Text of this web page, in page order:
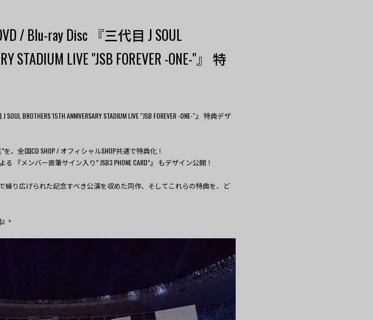
/ Blu-ray Disc 『三代目 J SOUL
STADIUM LIVE "JSB FOREVER -ONE-"』 特
BROTHERS 15TH ANNIVERSARY STADIUM LIVE "JSB FOREVER -ONE-"』 特典デザ
全国CD SHOP / オフィシャルSHOP共通で特典化！
『メンバー直筆サイン入り” JSB3 PHONE CARD”』 もデザイン公開！
繰り広げられた記念すべき公演を収めた同作、そしてこれらの特典を、ど
>